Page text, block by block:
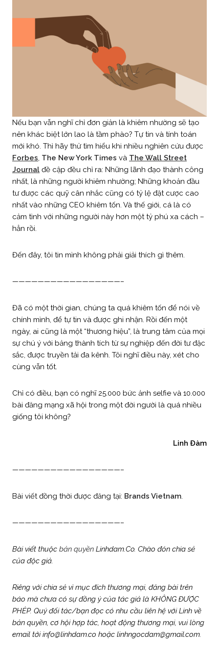
Nếu bạn vẫn nghĩ chỉ đơn giản là khiêm nhường sẽ tạo
nên khác biệt lớn lao là tầm phào? Tự tin và tính toán
mới khó. Thì hãy thử tìm hiểu khi nhiều nghiên cứu được
Forbes, The New York Times và The Wall Street
Journal đề cập đều chỉ ra: Những lãnh đạo thành công
nhất, là những người khiêm nhường; Những khoản đầu
tư được các quỹ cân nhắc cũng có tỷ lệ đặt cược cao
nhất vào những CEO khiêm tốn. Và thế giới, cá là có
cảm tình với những người này hơn một tỷ phú xa cách –
hẳn rồi.
Đến đây, tôi tin mình không phải giải thích gì thêm.
—————————————————–
Đã có một thời gian, chúng ta quá khiêm tốn để nói về
chính mình, để tự tin và được ghi nhận. Rồi đến một
ngày, ai cũng là một “thương hiệu”, là trung tâm của mọi
sự chú ý với bảng thành tích từ sự nghiệp đến đời tư đặc
sắc, được truyền tải đa kênh. Tôi nghĩ điều này, xét cho
cùng vẫn tốt.
Chỉ có điều, bạn có nghĩ 25.000 bức ảnh selfie và 10.000
bài đăng mạng xã hội trong một đời người là quá nhiều
giống tôi không?
Linh Đàm
—————————————————–
Bài viết đồng thời được đăng tại: Brands Vietnam.
—————————————————–
Bài viết thuộc bản quyền Linhdam.Co. Chào đón chia sẻ
của độc giả.
Riêng với chia sẻ vì mục đích thương mại, đăng bài trên
báo mà chưa có sự đồng ý của tác giả là KHÔNG ĐƯỢC
PHÉP. Quý đối tác/bạn đọc có nhu cầu liên hệ với Linh về
bản quyền, cơ hội hợp tác, hoạt động thương mại, vui lòng
email tới info@linhdam.co hoặc linhngocdam@gmail.com.